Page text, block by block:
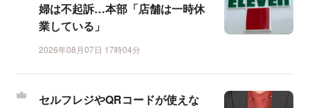
婦は不起訴…本部「店舗は一時休
業している」
2026年08月07日 17時04分
セルフレジやQRコードが使えな